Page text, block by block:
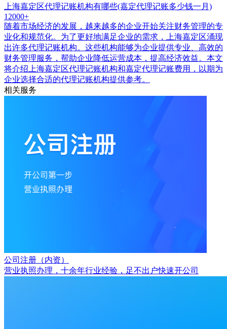
上海嘉定区代理记账机构有哪些(嘉定代理记账多少钱一月)
12000+
随着市场经济的发展，越来越多的企业开始关注财务管理的专
业化和规范化。为了更好地满足企业的需求，上海嘉定区涌现
出许多代理记账机构。这些机构能够为企业提供专业、高效的
财务管理服务，帮助企业降低运营成本，提高经济效益。本文
将介绍上海嘉定区代理记账机构和嘉定代理记账费用，以期为
企业选择合适的代理记账机构提供参考。
相关服务
公司注册（内资）
营业执照办理，十余年行业经验，足不出户快速开公司